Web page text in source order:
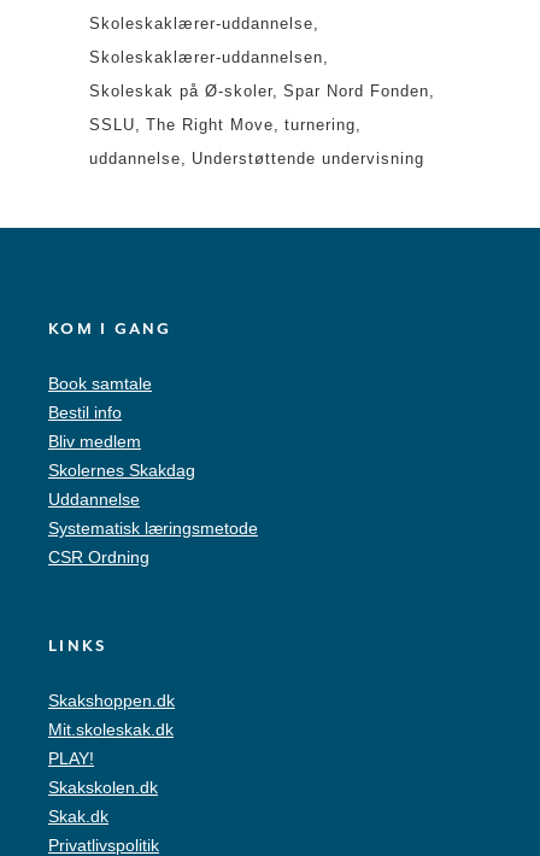
Skoleskaklærer-uddannelse
Skoleskaklærer-uddannelsen
Skoleskak på Ø-skoler Spar Nord Fonden
SSLU
The Right Move
turnering
uddannelse
Understøttende undervisning
KOM I GANG
Book samtale
Bestil info
Bliv medlem
Skolernes Skakdag
Uddannelse
Systematisk læringsmetode
CSR Ordning
LINKS
Skakshoppen.dk
Mit.skoleskak.dk
PLAY!
Skakskolen.dk
Skak.dk
Privatlivspolitik